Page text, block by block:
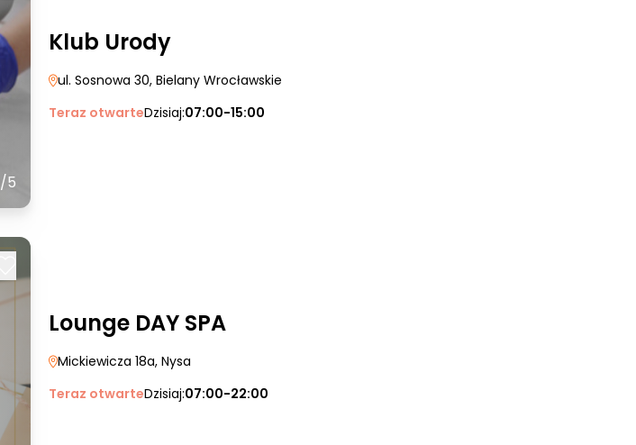
/5
Klub Urody
ul. Sosnowa 30, Bielany Wrocławskie
Teraz otwarteDzisiaj:07:00-15:00
Lounge DAY SPA
Mickiewicza 18a, Nysa
Teraz otwarteDzisiaj:07:00-22:00